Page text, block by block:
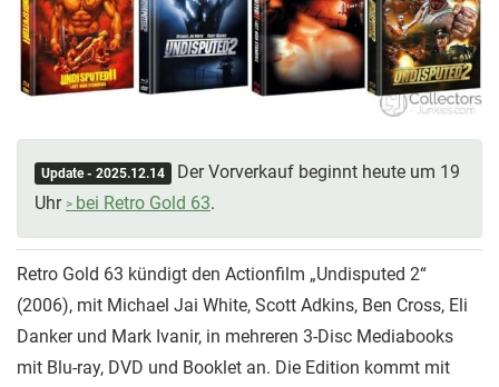
Update - 2025.12.14
Der Vorverkauf beginnt heute um 19
Uhr
bei Retro Gold 63.
Retro Gold 63 kündigt den Actionfilm „Undisputed 2“
(2006), mit Michael Jai White, Scott Adkins, Ben Cross, Eli
Danker und Mark Ivanir, in mehreren 3-Disc Mediabooks
mit Blu-ray, DVD und Booklet an. Die Edition kommt mit